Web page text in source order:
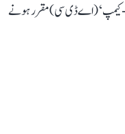
کیمپ‘ (اے ڈی سی) مقرر ہونے